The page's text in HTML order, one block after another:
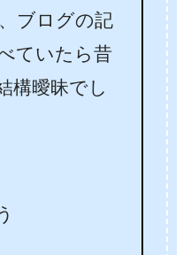
ブログの記
ていたら昔
構曖昧でし